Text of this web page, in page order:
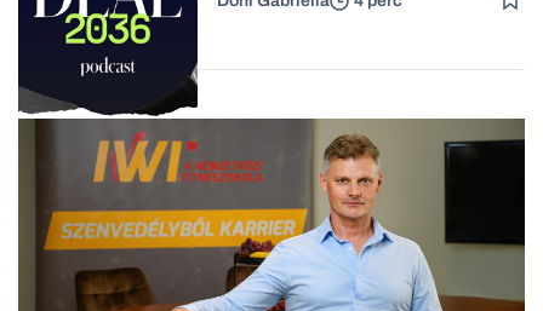
Családi
vállalkozások
Podcast
értéktelített jobboldali